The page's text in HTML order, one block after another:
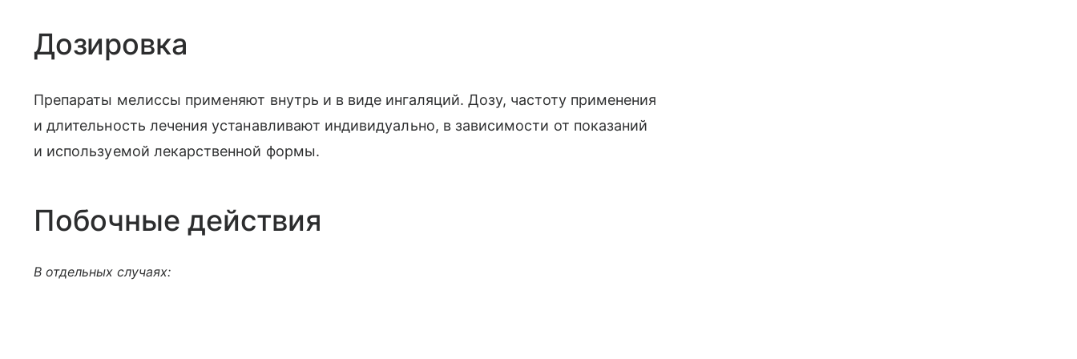
Дозировка
Препараты мелиссы применяют внутрь и в виде ингаляций. Дозу, частоту применения
и длительность лечения устанавливают индивидуально, в зависимости от показаний
и используемой лекарственной формы.
Побочные действия
В отдельных случаях: